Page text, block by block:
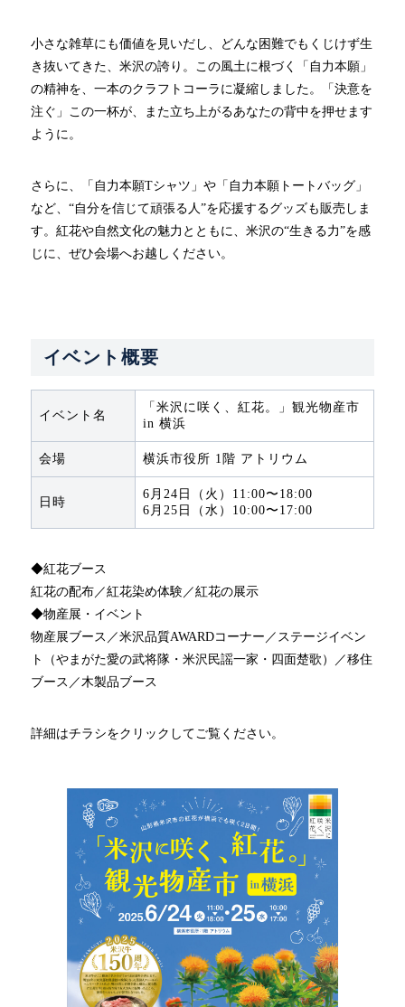
小さな雑草にも価値を見いだし、どんな困難でもくじけず生
き抜いてきた、米沢の誇り。この風土に根づく「自力本願」
の精神を、一本のクラフトコーラに凝縮しました。「決意を
注ぐ」この一杯が、また立ち上がるあなたの背中を押せます
ように。
さらに、「自力本願Tシャツ」や「自力本願トートバッグ」
など、“自分を信じて頑張る人”を応援するグッズも販売しま
す。紅花や自然文化の魅力とともに、米沢の“生きる力”を感
じに、ぜひ会場へお越しください。
イベント概要
イベント名
「米沢に咲く、紅花。」観光物産市
in 横浜
会場 横浜市役所 1階 アトリウム
日時
6月24日（火）11:00〜18:00
6月25日（水）10:00〜17:00
◆紅花ブース
紅花の配布／紅花染め体験／紅花の展示
◆物産展・イベント
物産展ブース／米沢品質AWARDコーナー／ステージイベン
ト（やまがた愛の武将隊・米沢民謡一家・四面楚歌）／移住
ブース／木製品ブース
詳細はチラシをクリックしてご覧ください。